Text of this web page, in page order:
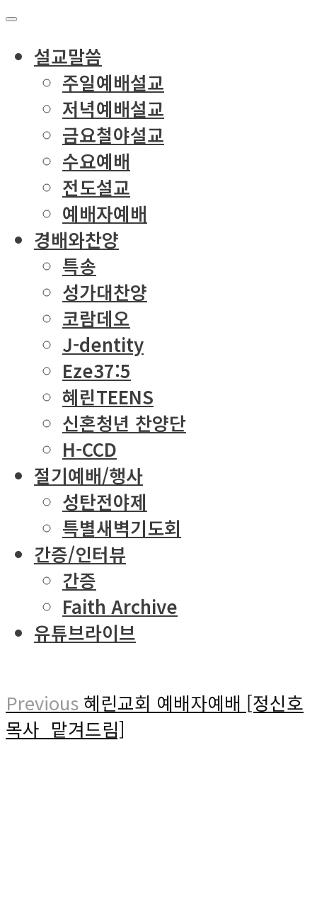
설교말씀
주일예배설교
저녁예배설교
금요철야설교
수요예배
전도설교
예배자예배
경배와찬양
특송
성가대찬양
코람데오
J-dentity
Eze37:5
혜린TEENS
신혼청년 찬양단
H-CCD
절기예배/행사
성탄전야제
특별새벽기도회
간증/인터뷰
간증
Faith Archive
유튜브라이브
Previous 혜린교회 예배자예배 [정신호
목사_맡겨드림]